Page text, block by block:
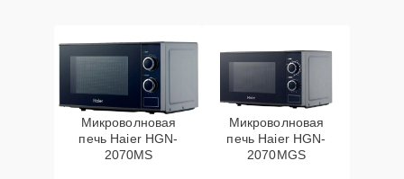
Микроволновая
печь Haier HGN-
2070MS
Микроволновая
печь Haier HGN-
2070MGS